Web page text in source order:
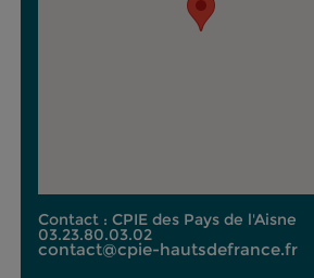
Contact : CPIE des Pays de l'Aisne
03.23.80.03.02
contact@cpie-hautsdefrance.fr